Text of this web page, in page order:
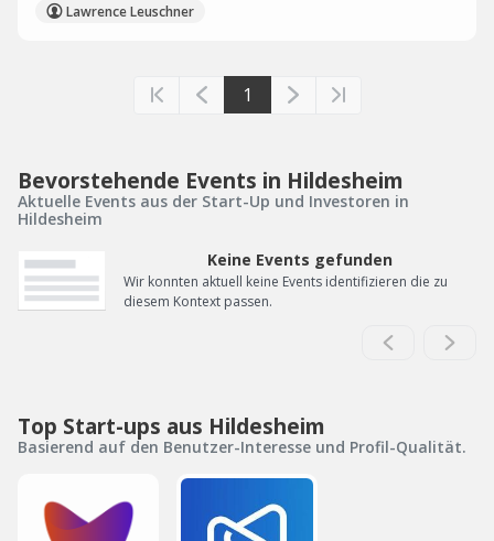
Lawrence Leuschner
1
Bevorstehende Events in Hildesheim
Aktuelle Events aus der Start-Up und Investoren in
Hildesheim
Keine Events gefunden
Wir konnten aktuell keine Events identifizieren die zu
diesem Kontext passen.
Top Start-ups aus Hildesheim
Basierend auf den Benutzer-Interesse und Profil-Qualität.